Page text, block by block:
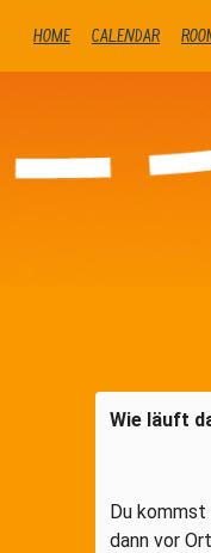
Home Calendar
Wie läuft
Du
dann vor